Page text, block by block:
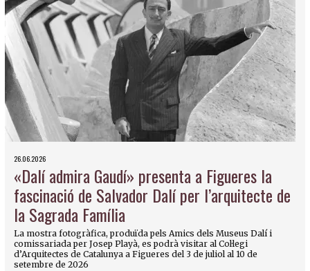
26.06.2026
«Dalí admira Gaudí» presenta a Figueres la
fascinació de Salvador Dalí per l’arquitecte de
la Sagrada Família
La mostra fotogràfica, produïda pels Amics dels Museus Dalí i
comissariada per Josep Playà, es podrà visitar al Col·legi
d’Arquitectes de Catalunya a Figueres del 3 de juliol al 10 de
setembre de 2026